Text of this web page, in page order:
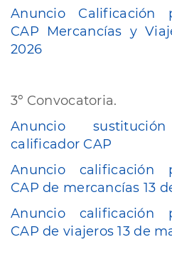
Anuncio Calificación
CAP Mercancías y
2026
3º Convocatoria.
Anuncio
calificador CAP
Anuncio calificación
CAP de mercancías 13
Anuncio calificación
CAP de viajeros 13 de